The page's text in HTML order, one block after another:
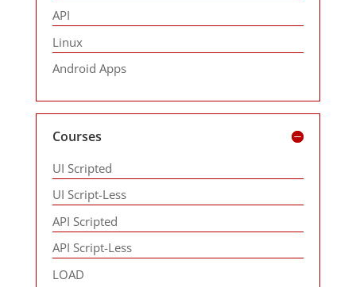
API
Linux
Android Apps
Courses
UI Scripted
UI Script-Less
API Scripted
API Script-Less
LOAD